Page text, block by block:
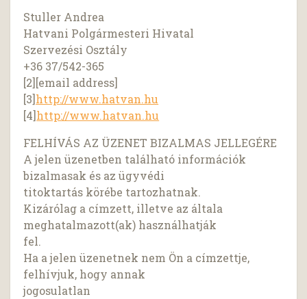
Stuller Andrea
Hatvani Polgármesteri Hivatal
Szervezési Osztály
+36 37/542-365
[2][email address]
[3]http://www.hatvan.hu
[4]http://www.hatvan.hu
FELHÍVÁS AZ ÜZENET BIZALMAS JELLEGÉRE
A jelen üzenetben található információk
bizalmasak és az ügyvédi
titoktartás körébe tartozhatnak.
Kizárólag a címzett, illetve az általa
meghatalmazott(ak) használhatják
fel.
Ha a jelen üzenetnek nem Ön a címzettje,
felhívjuk, hogy annak
jogosulatlan